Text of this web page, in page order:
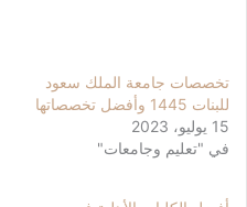
تخصصات جامعة الملك سعود
للبنات 1445 وأفضل تخصصاتها
15 يوليو، 2023
في "تعليم وجامعات"